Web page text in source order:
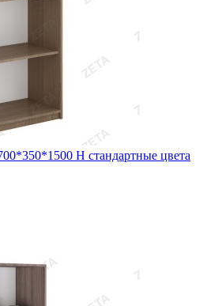
Н стандартные цвета